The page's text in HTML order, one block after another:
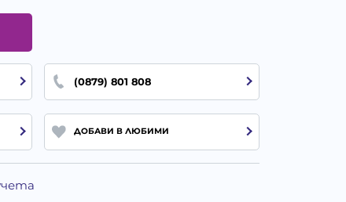
(0879) 801 808
ДОБАВИ В ЛЮБИМИ